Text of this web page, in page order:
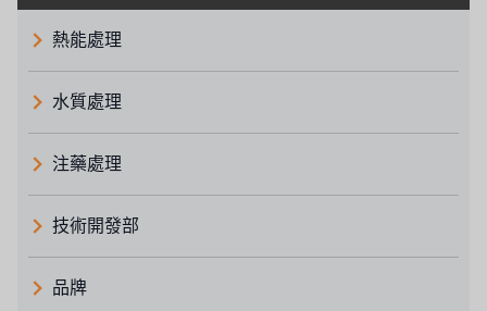
熱能處理
水質處理
注藥處理
技術開發部
品牌